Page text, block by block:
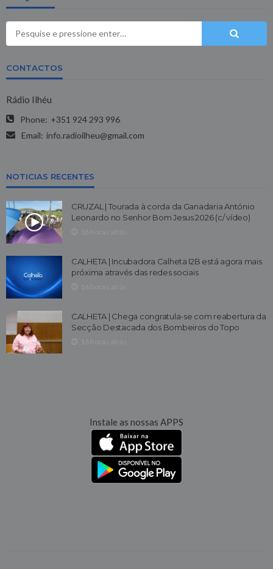
CONTACTOS
Rádio Ilhéu
Phone: +351 924 293 996
Email: info.radioilheu@gmail.com
NOTICIAS RECENTES
CRUZAL | Tourada à corda da Ganadaria António
Leonardo no Senhor Bom Jesus 2026 (c/ vídeo)
CALHETA | Incubadora Calheta I2B está agora mais
próxima através das redes sociais
CALHETA | Chega congratula-se com reabertura da
Secção Destacada dos Bombeiros do Topo
Instale as nossas APPS